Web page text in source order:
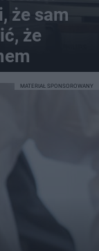
że sam
że
MATERIAŁ SPONSOROWANY